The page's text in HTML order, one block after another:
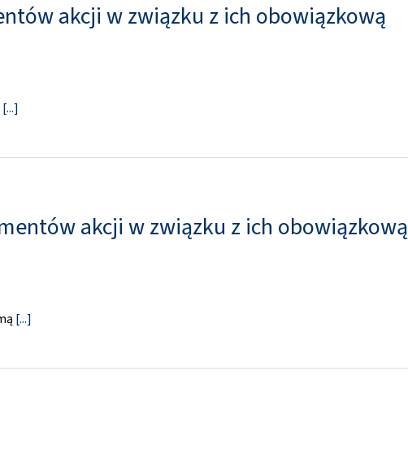
akcji w związku z ich obowiązkową
[...]
akcji w związku z ich obowiązkową
[...]